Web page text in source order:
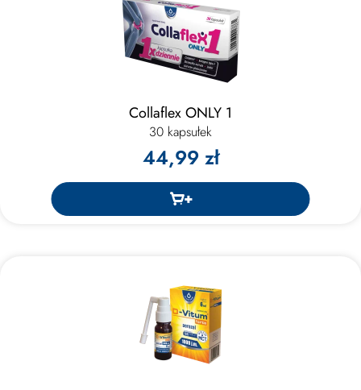
Collaflex ONLY 1
30 kapsułek
44,99 zł